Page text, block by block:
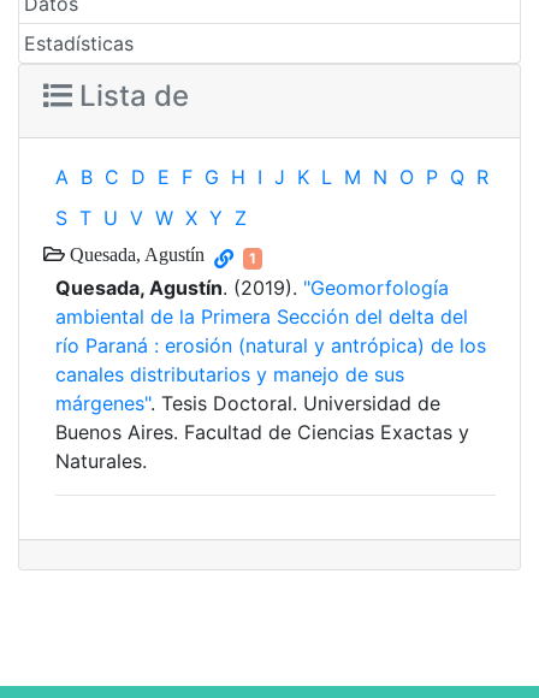
Estadísticas
Lista de
A B C D E F G H I J K L M N O P Q R
S T U V W X Y Z
Quesada, Agustín 1
Quesada, Agustín. (2019). "Geomorfología
ambiental de la Primera Sección del delta del
río Paraná : erosión (natural y antrópica) de los
canales distributarios y manejo de sus
márgenes". Tesis Doctoral. Universidad de
Buenos Aires. Facultad de Ciencias Exactas y
Naturales.